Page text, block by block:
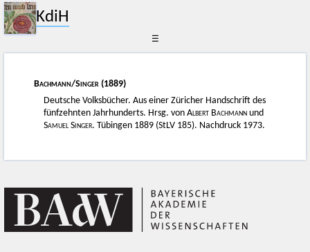
KdiH
☰
Bachmann/Singer (1889)
Deutsche Volksbücher. Aus einer Züricher Handschrift des
fünfzehnten Jahrhunderts. Hrsg. vonAlbert Bachmann und
Samuel Singer. Tübingen 1889 (StLV 185). Nachdruck 1973.